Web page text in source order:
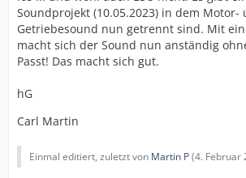
Soundprojekt (10.05.2023) in dem Motor-
Getriebesound nun getrennt sind. Mit
macht sich der Sound nun anständig
Passt! Das macht sich gut.
hG
Carl Martin
Einmal editiert, zuletzt von Martin P(4. Februar